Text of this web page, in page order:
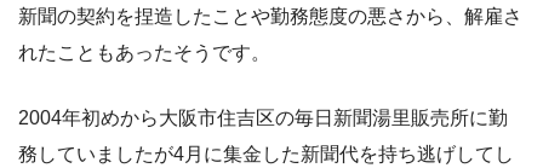
新聞の契約を捏造したことや勤務態度の悪さから、解雇さ
れたこともあったそうです。
2004年初めから大阪市住吉区の毎日新聞湯里販売所に勤
務していましたが4月に集金した新聞代を持ち逃げしてし